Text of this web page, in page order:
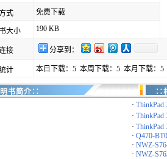
式 免费下载
大小 190 KB
接 分享到：
计 本日下载：5 本周下载：5 本月下载：5
书简介∷
∷
· ThinkPad
· ThinkPad
· ThinkPad
· Q470-
· NWZ-
· NWZ-